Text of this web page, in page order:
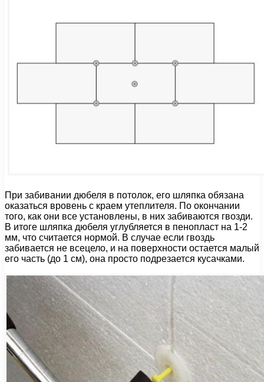
При забивании дюбеля в потолок, его шляпка обязана
оказаться вровень с краем утеплителя. По окончании
того, как они все установлены, в них забиваются гвозди.
В итоге шляпка дюбеля углубляется в пенопласт на 1-2
мм, что считается нормой. В случае если гвоздь
забивается не всецело, и на поверхности остается малый
его часть (до 1 см), она просто подрезается кусачками.